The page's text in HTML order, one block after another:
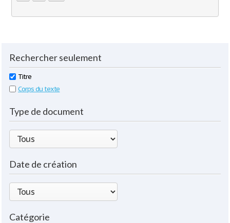
Rechercher seulement
Titre
Corps du texte
Type de document
Date de création
Catégorie